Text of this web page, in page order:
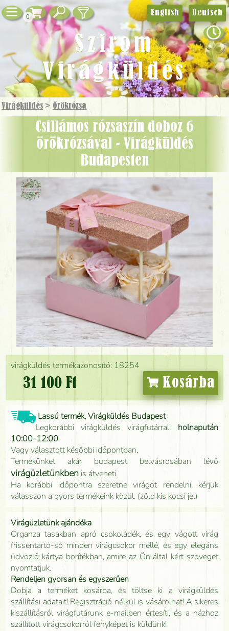
0
Virágküldés > Örökrózsa
Csillámos rózsaszín doboz 6
örökrózsával - Virágküldés
Budapesten
virágküldés termékazonosító: 18254
31 100 Ft Kosárba
Lassú termék, Virágküldés Budapest
Legkorábbi virágküldés virágfutárral: holnapután
10:00-12:00
Vagy választott későbbi időpontban.
Termékünket akár budapest belvásrosában lévő
virágüzletünkben is átveheti.
Ha korábbi időpontra szeretne virágot rendelni, kérjük
válasszon a gyors termékeink közül. (zöld kis kocsi jel)
Virágüzletünk ajándéka
Organza tasakban apró csokoládék, és egy vágott virág
frissentartó-só minden virágcsokor mellé, és egy elegáns
üdvözlő kártya borítékban, amire az Ön által kért szöveget
nyomtatjuk.
Rendeljen gyorsan és egyszerűen
Dobja a terméket kosárba, és töltse ki a virágküldés
szállítási adatait! Regisztráció nélkül is vásárolhat! A sikeres
kiszállításról virágfutárunk e-mailben értesíti, és a házhoz
szállított virágcsokorról fényképet is küldünk!
English Deutsch
Szirom
Virágküldés